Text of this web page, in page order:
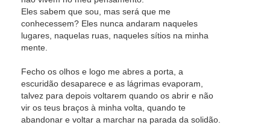
Eles sabem que sou, mas será que me
conhecessem? Eles nunca andaram naqueles
lugares, naquelas ruas, naqueles sítios na minha
mente.
Fecho os olhos e logo me abres a porta, a
escuridão desaparece e as lágrimas evaporam,
talvez para depois voltarem quando os abrir e não
vir os teus braços à minha volta, quando te
abandonar e voltar a marchar na parada da solidão.